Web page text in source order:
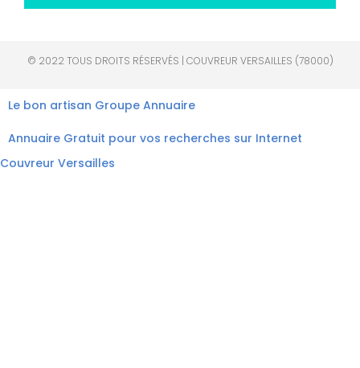
© 2022 TOUS DROITS RÉSERVÉS | COUVREUR VERSAILLES (78000)
Le bon artisan Groupe Annuaire
Annuaire Gratuit pour vos recherches sur Internet
Couvreur Versailles